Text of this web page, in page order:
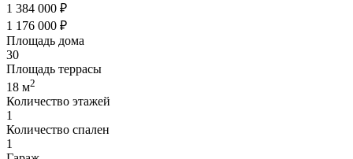
1 384 000 ₽
1 176 000 ₽
Площадь дома
30
Площадь террасы
18 м2
Количество этажей
1
Количество спален
1